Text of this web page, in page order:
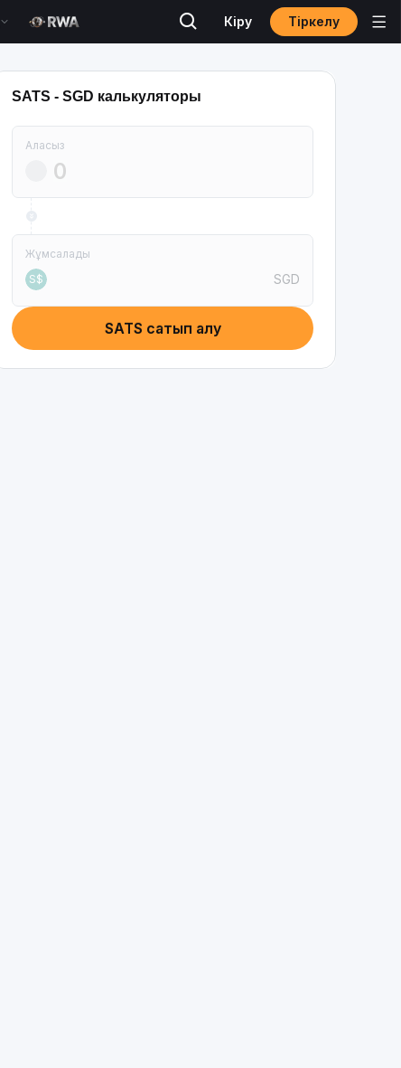
Кіру Тіркелу
SATS - SGD калькуляторы
Аласыз
Жұмсалады
S$
SGD
SATS сатып алу